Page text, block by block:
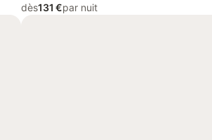
dès131 €par nuit